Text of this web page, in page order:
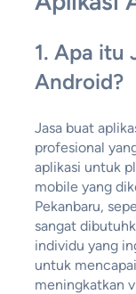
1. Apa itu
Android?
Jasa buat
profesional
aplikasi untuk
mobile yang
Pekanbaru,
sangat
individu yang
untuk
meningkatkan